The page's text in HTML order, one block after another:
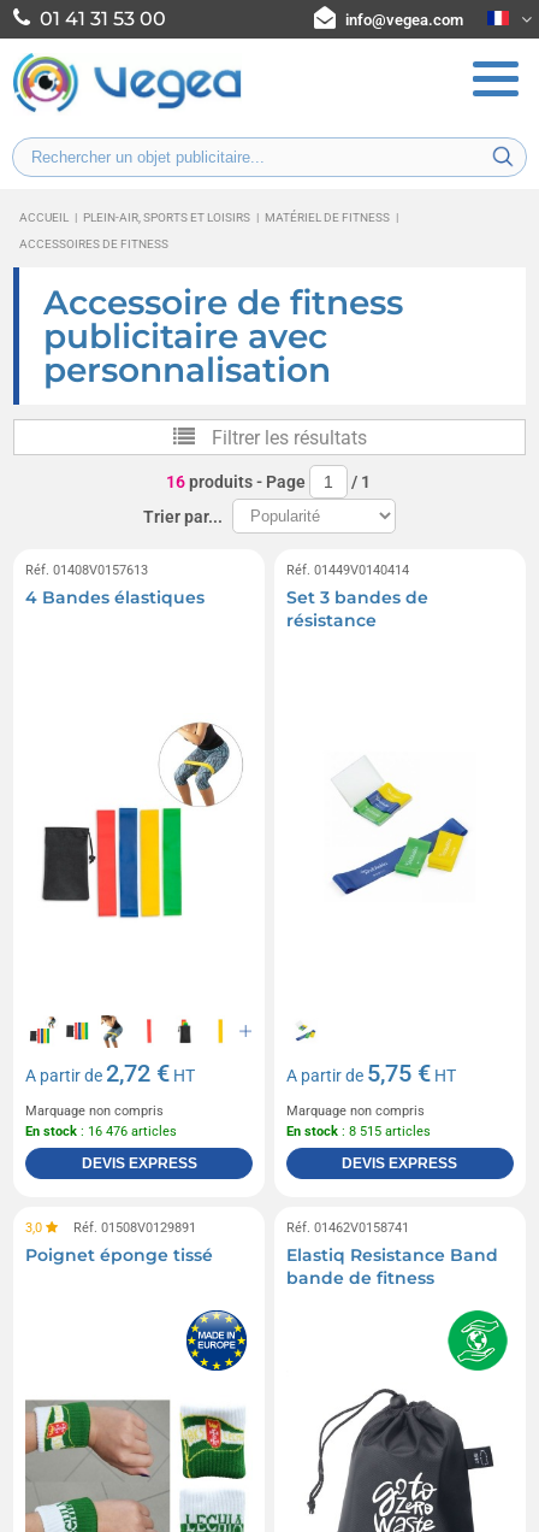
01 41 31 53 00 info@vegea.com
ACCUEIL | PLEIN-AIR, SPORTS ET LOISIRS | MATÉRIEL DE FITNESS |
ACCESSOIRES DE FITNESS
Accessoire de fitness
publicitaire avec
personnalisation
Filtrer les résultats
16produits- Page / 1
Trier par...
Réf. 01408V0157613
4 Bandes élastiques
A partir de2,72 € HT
Marquage non compris
En stock : 16 476 articles
DEVIS EXPRESS
Réf. 01449V0140414
Set 3 bandes de
résistance
A partir de 5,75 € HT
Marquage non compris
En stock : 8 515 articles
DEVIS EXPRESS
3,0 Réf. 01508V0129891
Poignet éponge tissé
Réf. 01462V0158741
Elastiq Resistance Band
bande de fitness